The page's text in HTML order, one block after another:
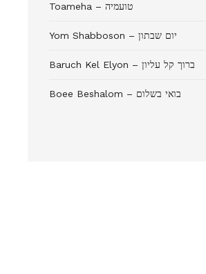
Toameha – טועמיה
Yom Shabboson – יום שבתון
Baruch Kel Elyon – ברוך קל עליון
Boee Beshalom – בואי בשלום